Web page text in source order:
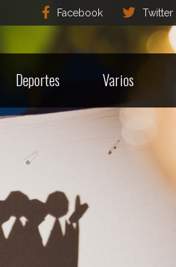
Facebook Twitter
Deportes Varios